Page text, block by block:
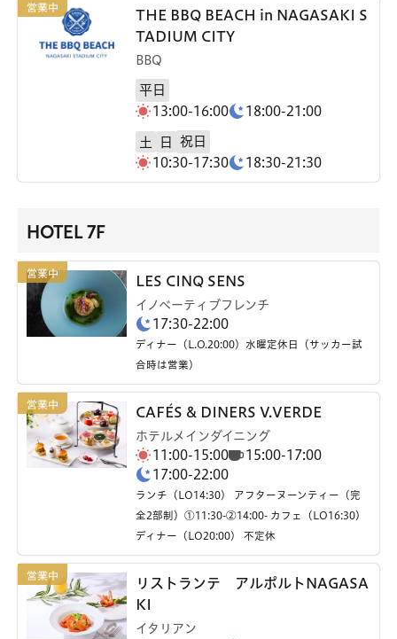
THE BBQ BEACH in NAGASAKI S
TADIUM CITY
BBQ
平日
13:00-16:00
18:00-21:00
土 日
祝日
10:30-17:30
18:30-21:30
HOTEL 7F
LES CINQ SENS
イノベーティブフレンチ
17:30-22:00
ディナー（L.O.20:00）水曜定休日（サッカー試
合時は営業）
CAFÉS & DINERS V.VERDE
ホテルメインダイニング
11:00-15:00
15:00-17:00
17:00-22:00
ランチ（LO14:30） アフターヌーンティー（完
全2部制）①11:30-②14:00- カフェ（LO16:30）
ディナー（LO20:00） 不定休
リストランテ アルポルトNAGASA
KI
イタリアン